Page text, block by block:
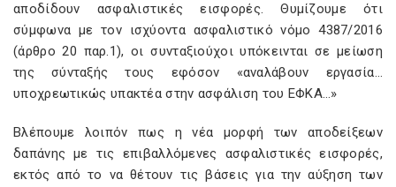
αποδίδουν ασφαλιστικές εισφορές. Θυμίζουμε ότι
σύμφωνα με τον ισχύοντα ασφαλιστικό νόμο 4387/2016
(άρθρο 20 παρ.1), οι συνταξιούχοι υπόκεινται σε μείωση
της σύνταξής τους εφόσον «αναλάβουν εργασία…
υποχρεωτικώς υπακτέα στην ασφάλιση του ΕΦΚΑ…»
Βλέπουμε λοιπόν πως η νέα μορφή των αποδείξεων
δαπάνης με τις επιβαλλόμενες ασφαλιστικές εισφορές,
εκτός από το να θέτουν τις βάσεις για την αύξηση των